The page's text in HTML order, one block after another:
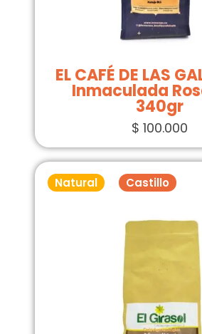
EL CAFÉ DE LAS
Inmaculada
340gr
$ 100.000
Natural Castillo